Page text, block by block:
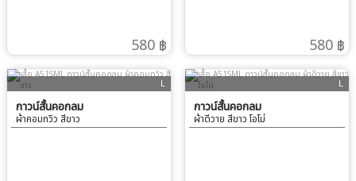
580 ฿ 580 ฿
L
กาวน์สั้นคอกลม
ผ้าคอมทวิว สีขาว
L
กาวน์สั้นคอกลม
ผ้าดีวาย สีขาว โอโม่